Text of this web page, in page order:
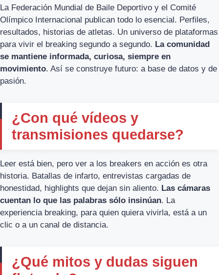
La Federación Mundial de Baile Deportivo y el Comité
Olímpico Internacional publican todo lo esencial. Perfiles,
resultados, historias de atletas. Un universo de plataformas
para vivir el breaking segundo a segundo. La comunidad
se mantiene informada, curiosa, siempre en
movimiento. Así se construye futuro: a base de datos y de
pasión.
¿Con qué vídeos y
transmisiones quedarse?
Leer está bien, pero ver a los breakers en acción es otra
historia. Batallas de infarto, entrevistas cargadas de
honestidad, highlights que dejan sin aliento. Las cámaras
cuentan lo que las palabras sólo insinúan. La
experiencia breaking, para quien quiera vivirla, está a un
clic o a un canal de distancia.
¿Qué mitos y dudas siguen